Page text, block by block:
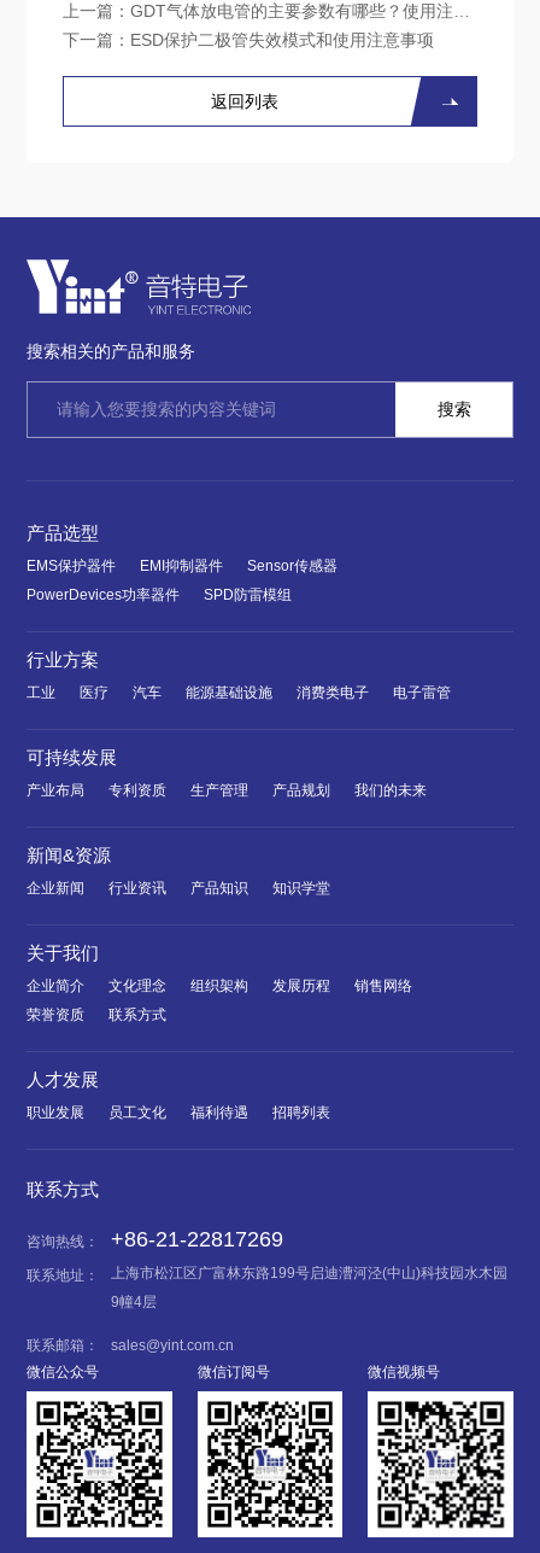
上一篇：GDT气体放电管的主要参数有哪些？使用注意事项？
下一篇： ESD保护二极管失效模式和使用注意事项
返回列表
搜索相关的产品和服务
产品选型
EMS保护器件 EMI抑制器件
Sensor传感器
PowerDevices功率器件
SPD防雷模组
行业方案
工业 医疗 汽车 能源基础设施 消费类电子 电子雷管
可持续发展
产业布局 专利资质 生产管理 产品规划 我们的未来
新闻&资源
企业新闻 行业资讯 产品知识 知识学堂
关于我们
企业简介 文化理念 组织架构 发展历程
销售网络
荣誉资质
联系方式
人才发展
职业发展 员工文化 福利待遇 招聘列表
联系方式
咨询热线： +86-21-22817269
联系地址：
上海市松江区广富林东路199号启迪漕河泾(中山)科技园水木园
9幢4层
联系邮箱：
sales@yint.com.cn
微信公众号
微信订阅号 微信视频号